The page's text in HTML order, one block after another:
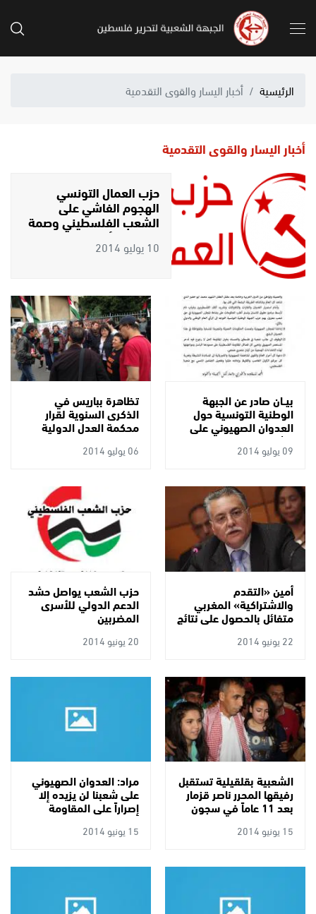
الرئيسية أخبار اليسار والقوى التقدمية
أخبار اليسار والقوى التقدمية
حزب العمال التونسي
الهجوم الفاشي على
الشعب الفلسطيني وصمة
عار على الأنظمة العربية10 يوليو 2014
بيــان صادر عن الجبهة
الوطنية التونسية حول
العدوان الصهيوني على
الشعب الفلسطيني09 يوليو 2014
تظاهرة بباريس في
الذكرى السنوية لقرار
محكمة العدل الدولية
بإدانة بناء جدار الفصل06 يوليو 2014
أمين «التقدم
والاشتراكية» المغربي
متفائل بالحصول على نتائج
مميزة خلال الانتخابات
المقبلة
22 يونيو 2014
حزب الشعب يواصل حشد
الدعم الدولي للأسرى
المضربين
20 يونيو 2014
الشعبية بقلقيلية تستقبل
رفيقها المحرر ناصر قزمار
بعد 11 عاماً في سجون
الاحتلال
15 يونيو 2014
مراد: العدوان الصهيوني
على شعبنا لن يزيده إلا
إصراراً على المقاومة
15 يونيو 2014